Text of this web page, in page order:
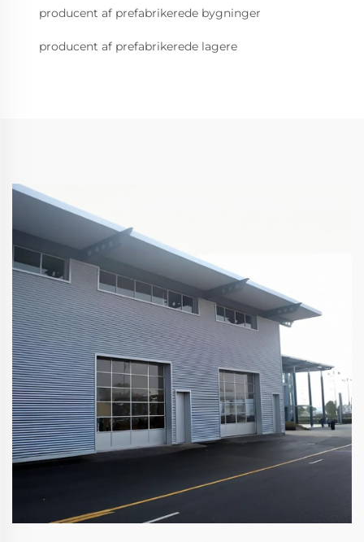
producent af prefabrikerede bygninger
producent af prefabrikerede lagere